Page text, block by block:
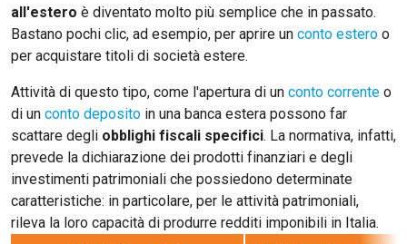
all'estero è diventato molto più semplice che in passato.
Bastano pochi clic, ad esempio, per aprire un conto estero o
per acquistare titoli di società estere.
Attività di questo tipo, come l'apertura di un conto corrente o
di un conto deposito in una banca estera possono far
scattare degli obblighi fiscali specifici. La normativa, infatti,
prevede la dichiarazione dei prodotti finanziari e degli
investimenti patrimoniali che possiedono determinate
caratteristiche: in particolare, per le attività patrimoniali,
rileva la loro capacità di produrre redditi imponibili in Italia.